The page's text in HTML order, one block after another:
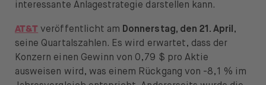
interessante Anlagestrategie darstellen kann.
AT&T veröffentlicht am Donnerstag, den 21. April,
seine Quartalszahlen. Es wird erwartet, dass der
Konzern einen Gewinn von 0,79 $ pro Aktie
ausweisen wird, was einem Rückgang von -8,1 % im